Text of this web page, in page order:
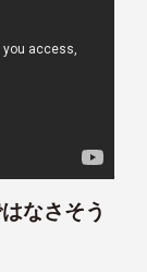
なさそう